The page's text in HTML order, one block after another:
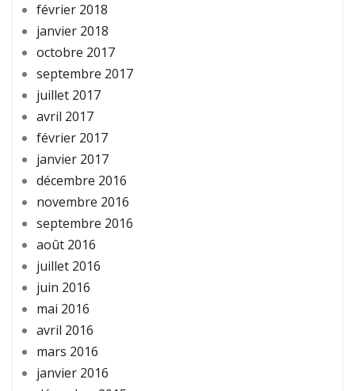
février 2018
janvier 2018
octobre 2017
septembre 2017
juillet 2017
avril 2017
février 2017
janvier 2017
décembre 2016
novembre 2016
septembre 2016
août 2016
juillet 2016
juin 2016
mai 2016
avril 2016
mars 2016
janvier 2016